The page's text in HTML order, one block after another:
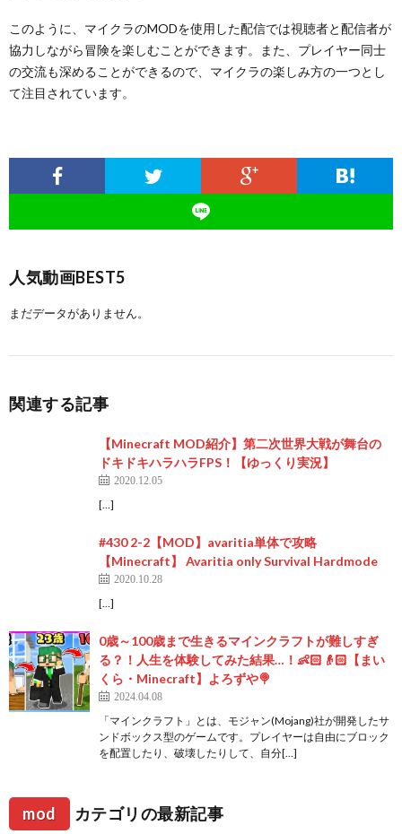
このように、マイクラのMODを使用した配信では視聴者と配信者が
協力しながら冒険を楽しむことができます。また、プレイヤー同士
の交流も深めることができるので、マイクラの楽しみ方の一つとし
て注目されています。
人気動画BEST5
まだデータがありません。
関連する記事
【Minecraft MOD紹介】第二次世界大戦が舞台の
ドキドキハラハラFPS！【ゆっくり実況】
2020.12.05
[…]
#430 2-2【MOD】avaritia単体で攻略
【Minecraft】 Avaritia only Survival Hardmode
2020.10.28
[…]
0歳～100歳まで生きるマインクラフトが難しすぎ
る？！人生を体験してみた結果…！👶🏻👴🏻【まい
くら・Minecraft】よろずや🍭
2024.04.08
「マインクラフト」とは、モジャン(Mojang)社が開発したサ
ンドボックス型のゲームです。プレイヤーは自由にブロック
を配置したり、破壊したりして、自分[…]
mod カテゴリの最新記事